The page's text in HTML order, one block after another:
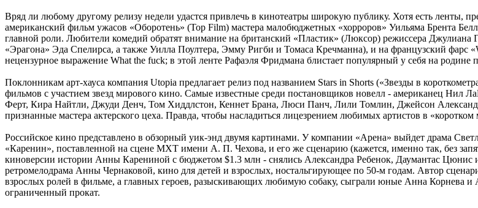
Вряд ли любому другому релизу недели удастся привлечь в кинотеатры широкую публику. Хотя есть ленты,
американский фильм ужасов «Оборотень» (Top Film) мастера малобюджетных «хорроров» Уильяма Брента
главной роли. Любители комедий обратят внимание на британский «Пластик» (Люксор) режиссера
«Эрагона» Эда Спелирса, а также Уилла Поултера, Эмму Ригби и Томаса Кречманна), и на французский фарс
нецензурное выражение What the fuck; в этой ленте Рафаэля Фридмана блистает популярный у себя на родине
Поклонникам арт-хауса компания Utopia предлагает релиз под названием Stars in Shorts («Звезды в
фильмов с участием звезд мирового кино. Самые известные среди постановщиков новелл - американец Нил
Ферт, Кира Найтли, Джуди Денч, Том Хиддлстон, Кеннет Брана, Люси Панч, Лили Томлин, Джейсон
признанные мастера актерского цеха. Правда, чтобы насладиться лицезрением любимых артистов в
Российское кино представлено в обзорный уик-энд двумя картинами. У компании «Арена» выйдет драма
«Каренин», поставленной на сцене МХТ имени А. П. Чехова, и его же сценарию (кажется, именно так, без
киноверсии истории Анны Карениной с бюджетом $1.3 млн - снялись Александра Ребенок, Даумантас Цюнис
ретромелодрама Анны Чернаковой, кино для детей и взрослых, ностальгирующее по 50-м годам. Автор
взрослых ролей в фильме, а главных героев, разыскивающих любимую собаку, сыграли юные Анна Корнева и
ограниченный прокат.